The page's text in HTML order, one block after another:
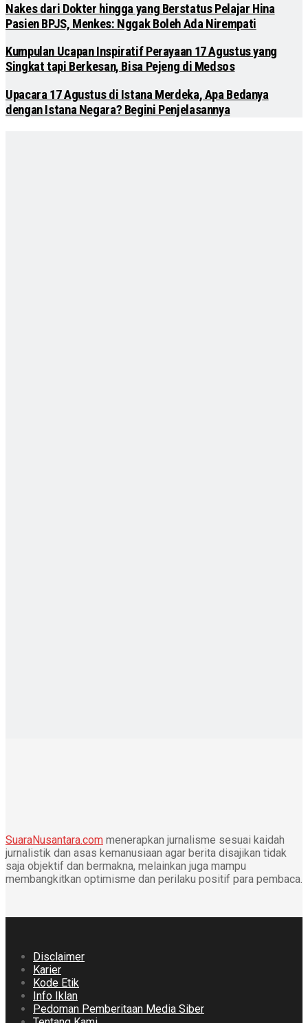
Nakes dari Dokter hingga yang Berstatus Pelajar Hina
Pasien BPJS, Menkes: Nggak Boleh Ada Nirempati
Kumpulan Ucapan Inspiratif Perayaan 17 Agustus yang
Singkat tapi Berkesan, Bisa Pejeng di Medsos
Upacara 17 Agustus di Istana Merdeka, Apa Bedanya
dengan Istana Negara? Begini Penjelasannya
SuaraNusantara.com menerapkan jurnalisme sesuai kaidah
jurnalistik dan asas kemanusiaan agar berita disajikan tidak
saja objektif dan bermakna, melainkan juga mampu
membangkitkan optimisme dan perilaku positif para pembaca.
Disclaimer
Karier
Kode Etik
Info Iklan
Pedoman Pemberitaan Media Siber